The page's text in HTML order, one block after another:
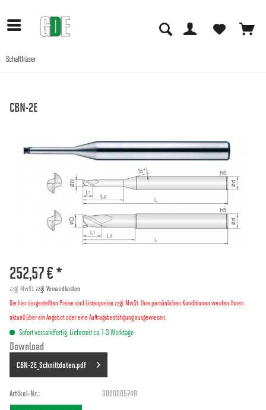
Schaftfräser
CBN-2E
252,57 € *
zzgl. MwSt. zzgl. Versandkosten
Die hier dargestellten Preise sind Listenpreise zzgl. MwSt. Ihre persönlichen Konditionen werden Ihnen
aktuell über ein Angebot oder eine Auftragsbestätigung ausgewiesen.
Sofort versandfertig, Lieferzeit ca. 1-3 Werktage
Download
CBN-2E_Schnittdaten.pdf
Artikel-Nr.: 8000005748